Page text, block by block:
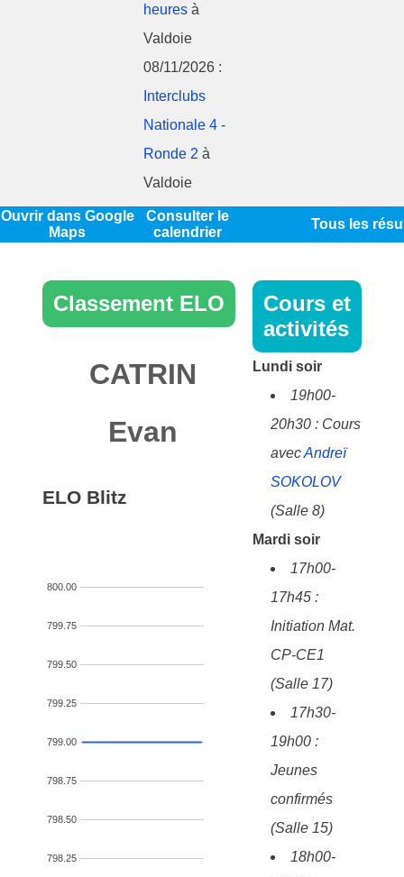
heures à
Valdoie
08/11/2026 :
Interclubs
Nationale 4 -
Ronde 2 à
Valdoie
Ouvrir dans Google
Maps
Consulter le
calendrier
Tous les
Classement ELO
CATRIN
Evan
ELO Blitz
798.25
798.50
798.75
799.00
799.25
799.50
799.75
800.00
Cours et
activités
Lundi soir
19h00-
20h30 : Cours
avecAndreï
SOKOLOV
(Salle 8)
Mardi soir
17h00-
17h45 :
Initiation Mat.
CP-CE1
(Salle 17)
17h30-
19h00 :
Jeunes
confirmés
(Salle 15)
18h00-